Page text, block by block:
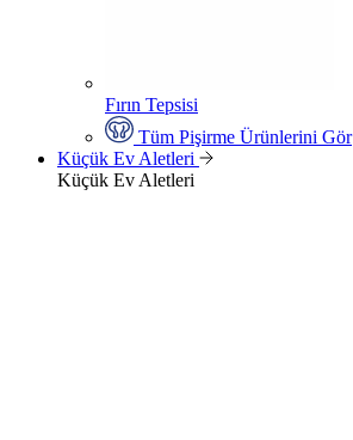
Fırın Tepsisi
Tüm Pişirme Ürünlerini Gör
Küçük Ev Aletleri
Küçük Ev Aletleri